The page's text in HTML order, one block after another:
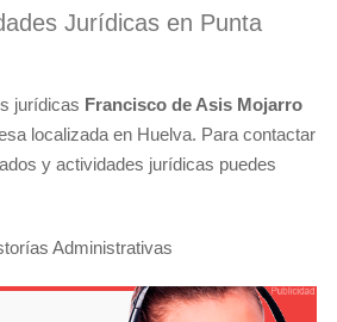
Jurídicas en Punta
jurídicas Francisco de Asis Mojarro
localizada en Huelva. Para contactar
y actividades jurídicas puedes
Administrativas